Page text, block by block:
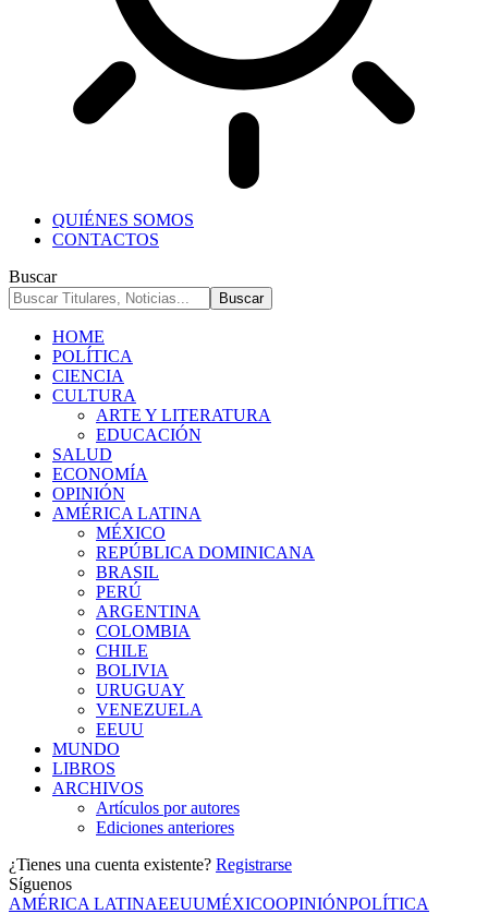
QUIÉNES SOMOS
CONTACTOS
Buscar
HOME
POLÍTICA
CIENCIA
CULTURA
ARTE Y LITERATURA
EDUCACIÓN
SALUD
ECONOMÍA
OPINIÓN
AMÉRICA LATINA
MÉXICO
REPÚBLICA DOMINICANA
BRASIL
PERÚ
ARGENTINA
COLOMBIA
CHILE
BOLIVIA
URUGUAY
VENEZUELA
EEUU
MUNDO
LIBROS
ARCHIVOS
Artículos por autores
Ediciones anteriores
¿Tienes una cuenta existente? Registrarse
Síguenos
AMÉRICA LATINAEEUUMÉXICOOPINIÓNPOLÍTICA